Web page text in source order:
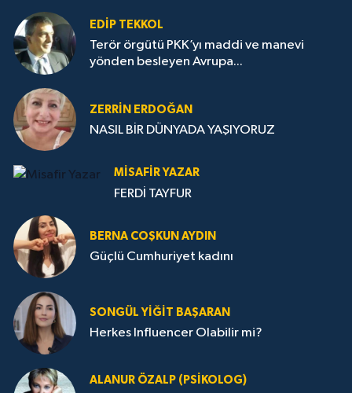
EDIP TEKKOL
Terör örgütü PKK’yı maddi ve manevi
yönden besleyen Avrupa...
ZERRIN ERDOĞAN
NASIL BİR DÜNYADA YAŞIYORUZ
MISAFIR YAZAR
FERDİ TAYFUR
BERNA COŞKUN AYDIN
Güçlü Cumhuriyet kadını
SONGÜL YIĞIT BAŞARAN
Herkes Influencer Olabilir mi?
ALANUR ÖZALP (PSIKOLOG)